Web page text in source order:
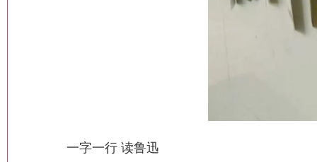
一字一行 读鲁迅